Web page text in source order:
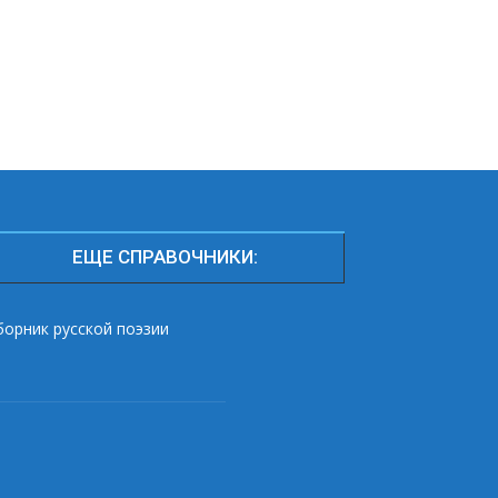
ЕЩЕ СПРАВОЧНИКИ:
русской поэзии